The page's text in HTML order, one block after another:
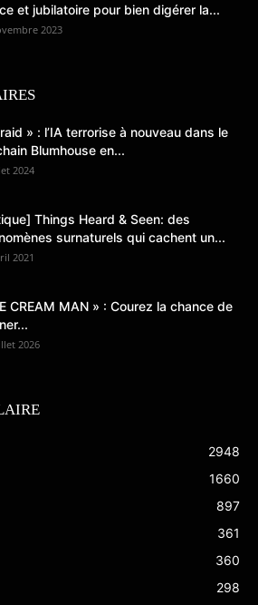
et jubilatoire pour bien digérer la...
2023
» : l’IA terrorise à nouveau dans le
Blumhouse en...
2024
Things Heard & Seen: des
surnaturels qui cachent un...
2021
CREAM MAN » : Courez la chance de
2026
2948
1660
897
361
360
298